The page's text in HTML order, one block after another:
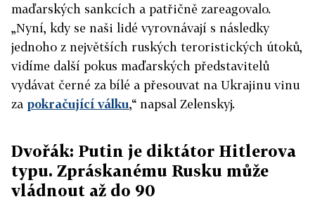
maďarských sankcích a patřičně zareagovalo.
„Nyní, kdy se naši lidé vyrovnávají s následky
jednoho z největších ruských teroristických útoků,
vidíme další pokus maďarských představitelů
vydávat černé za bílé a přesouvat na Ukrajinu vinu
za pokračující válku,“ napsal Zelenskyj.
Dvořák: Putin je diktátor Hitlerova
typu. Zpráskanému Rusku může
vládnout až do 90